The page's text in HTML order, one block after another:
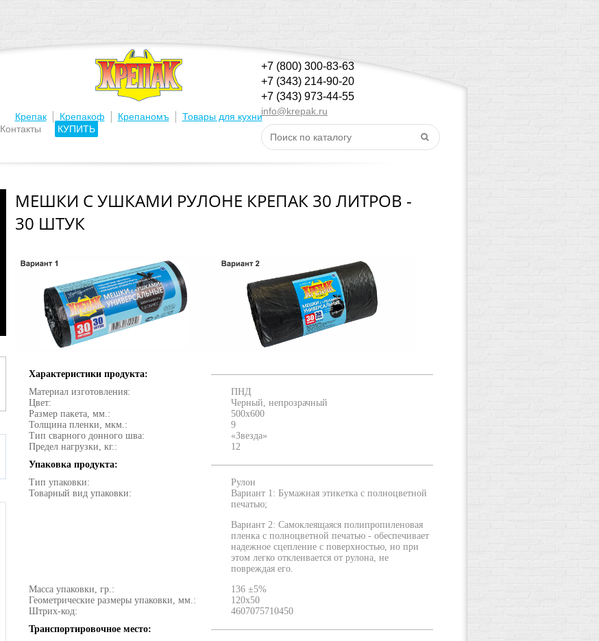
Контакты КУПИТЬ
Крепак | Крепакоф | Крепаномъ | Товары для кухни
+7 (800) 300-83-63
+7 (343) 214-90-20
+7 (343) 973-44-55
info@krepak.ru
МЕШКИ С УШКАМИ РУЛОНЕ КРЕПАК 30 ЛИТРОВ -
30 ШТУК
Характеристики продукта:
Материал изготовления:
ПНД
Цвет:
Черный, непрозрачный
Размер пакета, мм.:
500х600
Толщина пленки, мкм.:
9
Тип сварного донного шва:
«Звезда»
Предел нагрузки, кг.:
12
Упаковка продукта:
Тип упаковки:
Рулон
Товарный вид упаковки:
Вариант 1: Бумажная этикетка с полноцветной
печатью;
Вариант 2: Самоклеящаяся полипропиленовая
пленка с полноцветной печатью - обеспечивает
надежное сцепление с поверхностью, но при
этом легко отклеивается от рулона, не
повреждая его.
Масса упаковки, гр.:
136 ±5%
Геометрические размеры упаковки, мм.:
120х50
Штрих-код:
4607075710450
Транспортировочное место: